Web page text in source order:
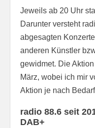
Jeweils ab 20 Uhr
Darunter versteht
abgesagten
anderen Künstler
gewidmet. Die
März, wobei ich mir
Aktion je nach
radio 88.6 seit
DAB+